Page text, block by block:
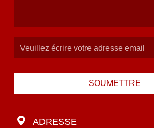
SOUMETTRE
ADRESSE